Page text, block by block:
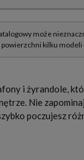
i żyrandole,
Nie
poczujesz